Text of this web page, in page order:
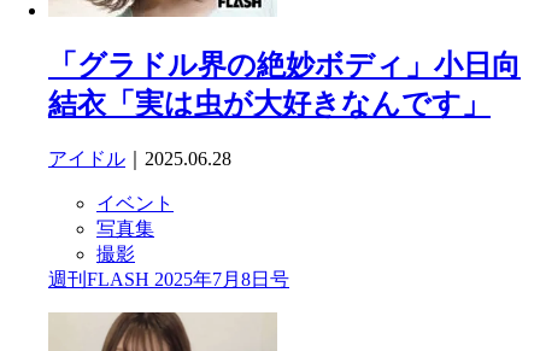
「グラドル界の絶妙ボディ」小日向
結衣「実は虫が大好きなんです」
アイドル ｜2025.06.28
イベント
写真集
撮影
週刊FLASH 2025年7月8日号